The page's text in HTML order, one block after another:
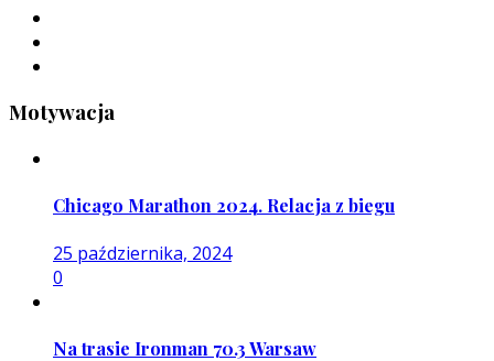
Motywacja
Chicago Marathon 2024. Relacja z biegu
25 października, 2024
0
Na trasie Ironman 70.3 Warsaw